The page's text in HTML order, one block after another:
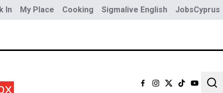
In My Place Cooking Sigmalive English JobsCyprus